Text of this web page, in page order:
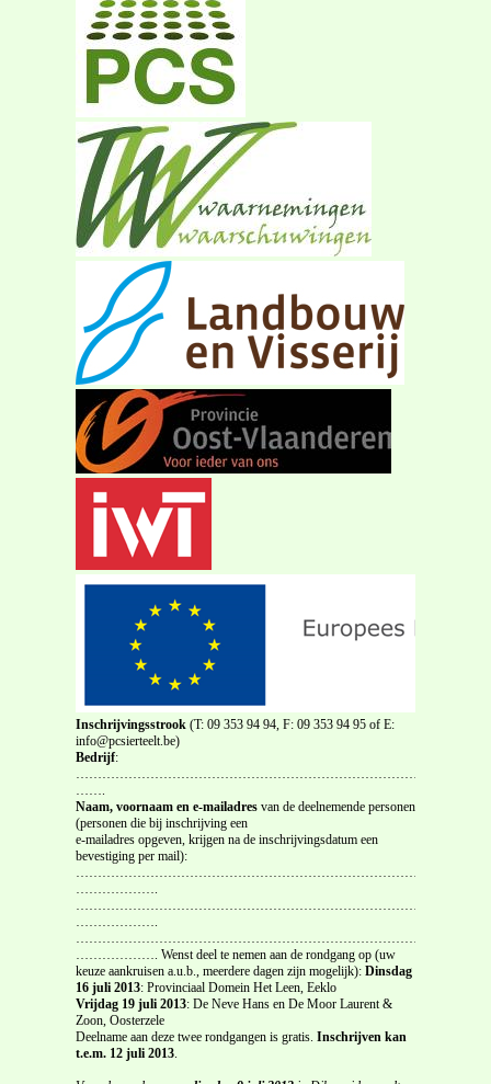
Inschrijvingsstrook (T: 09 353 94 94, F: 09 353 94 95 of E:
info@pcsierteelt.be)
Bedrijf:
…….
Naam, voornaam en e-mailadres van de deelnemende personen
(personen die bij inschrijving een
e-mailadres opgeven, krijgen na de inschrijvingsdatum een
bevestiging per mail):
…………………………………………………………………….
……………….
…………………………………………………………………….
……………….
…………………………………………………………………….
………………. Wenst deel te nemen aan de rondgang op (uw
keuze aankruisen a.u.b., meerdere dagen zijn mogelijk): Dinsdag
16 juli 2013: Provinciaal Domein Het Leen, Eeklo
Vrijdag 19 juli 2013: De Neve Hans en De Moor Laurent &
Zoon, Oosterzele
Deelname aan deze twee rondgangen is gratis. Inschrijven kan
t.e.m. 12 juli 2013.